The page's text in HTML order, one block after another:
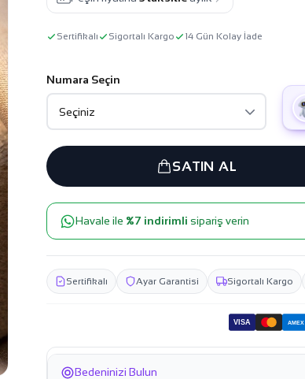
Sertifikalı Sigortalı Kargo 14 Gün Kolay İade
Numara Seçin
SATIN AL
Havale ile %7 indirimli sipariş verin
Sertifikalı Ayar Garantisi Sigortalı Kargo
VISA AMEX
Bedeninizi Bulun